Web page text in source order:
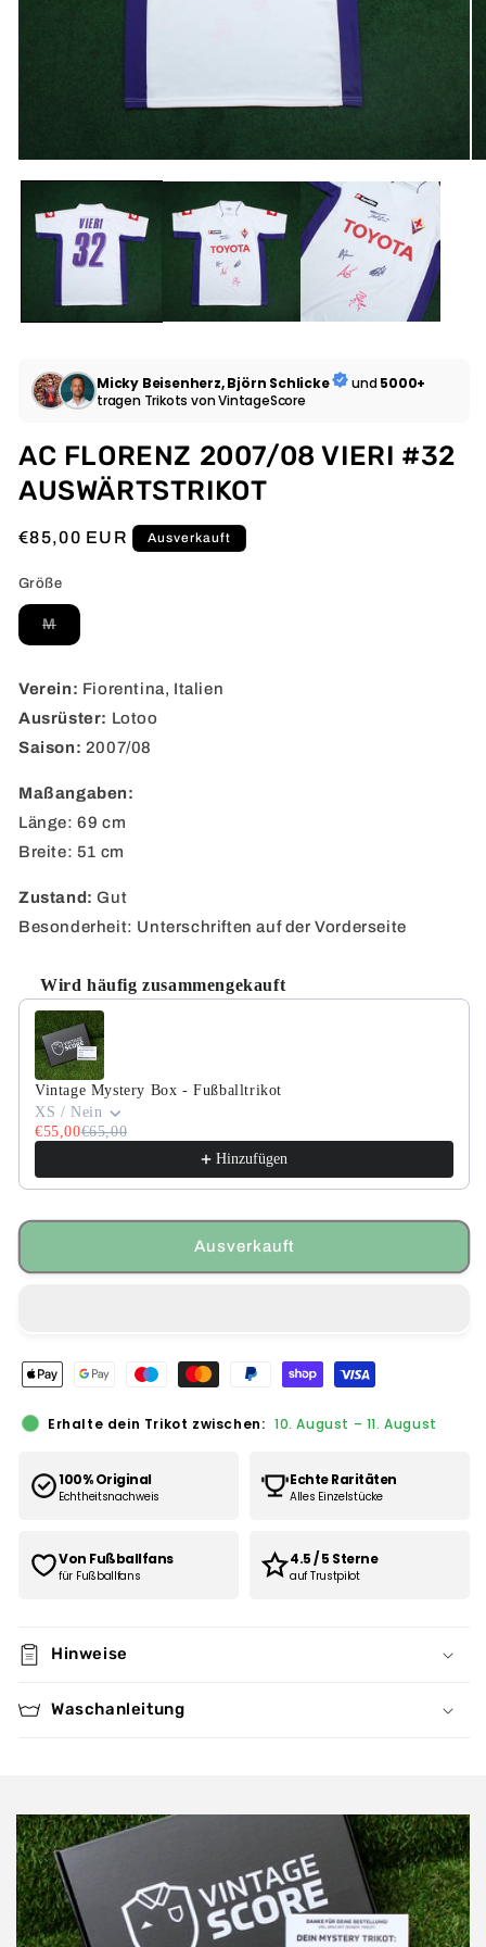
Micky Beisenherz, Björn Schlicke und5000+
tragen Trikots von VintageScore
AC FLORENZ 2007/08 VIERI #32
AUSWÄRTSTRIKOT
Normaler
€85,00 EUR Ausverkauft
Größe
MVariante
ausverkauft
verfügbar
Verein: Fiorentina, Italien
Ausrüster: Lotoo
Saison: 2007/08
Maßangaben:
Länge: 69 cm
Breite: 51 cm
Zustand: Gut
Besonderheit: Unterschriften auf der Vorderseite
Wird häufig zusammengekauft
Use the Previous and Next buttons to navigate through
Vintage Mystery Box - Fußballtrikot
XS / Nein
€55,00€65,00
Hinzufügen
Ausverkauft
Erhalte dein Trikot zwischen: 10. August – 11. August
100% Original
Echtheitsnachweis
Echte Raritäten
Alles Einzelstücke
Von Fußballfans
für Fußballfans
4.5 / 5 Sterne
auf Trustpilot
Hinweise
Waschanleitung